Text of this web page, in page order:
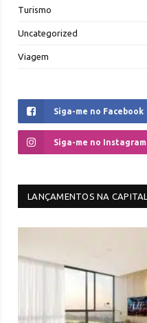
Turismo
Uncategorized
Viagem
Siga-me no Facebook
Siga-me no Instagram
LANÇAMENTOS NA CAPITAL